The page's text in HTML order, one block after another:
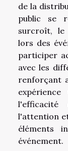
de la
public se
surcroît, le
lors des
participer
avec les
renforçant
l'attention
éléments
événement.